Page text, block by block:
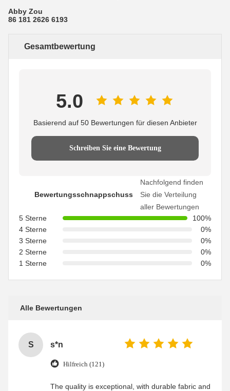
Abby Zou
86 181 2626 6193
Gesamtbewertung
5.0
Basierend auf 50 Bewertungen für diesen Anbieter
Schreiben Sie eine Bewertung
Bewertungsschnappschuss
Nachfolgend finden
Sie die Verteilung
aller Bewertungen
5 Sterne
100%
4 Sterne
0%
3 Sterne
0%
2 Sterne
0%
1 Sterne
0%
Alle Bewertungen
S s*n
Hilfreich (121)
The quality is exceptional, with durable fabric and